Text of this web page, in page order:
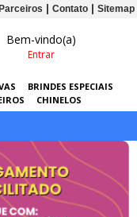
Parceiros Contato Sitemap
Bem-vindo(a)
Entrar
BRINDES ESPECIAIS
CHINELOS
KITS
LANÇAMENTOS